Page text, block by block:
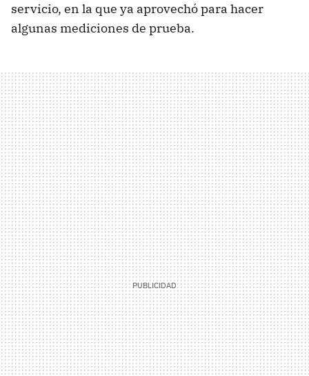
servicio, en la que ya aprovechó para hacer
algunas mediciones de prueba.